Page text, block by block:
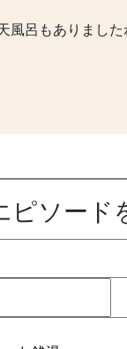
風呂もありました
ピソード